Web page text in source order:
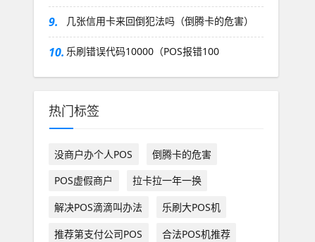
9. 几张信用卡来回倒犯法吗（倒腾卡的危害）
10. 乐刷错误代码10000（POS报错100
热门标签
没商户办个人POS
倒腾卡的危害
POS虚假商户
拉卡拉一年一换
解决POS滴滴叫办法
乐刷大POS机
推荐第支付公司POS
合法POS机推荐